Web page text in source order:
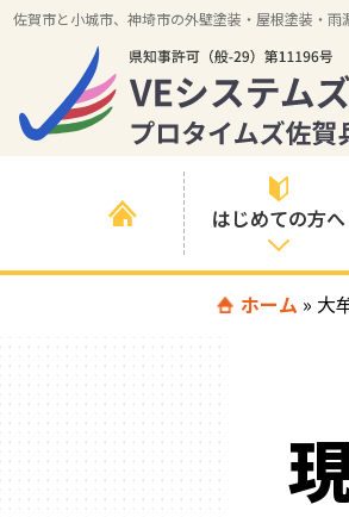
佐賀市と小城市、神埼市の外壁塗装・屋根塗装・雨
はじめての方へ
はじめて外壁塗
いる方へ
喜んでいただけ
る３つの理由
ホーム » 大